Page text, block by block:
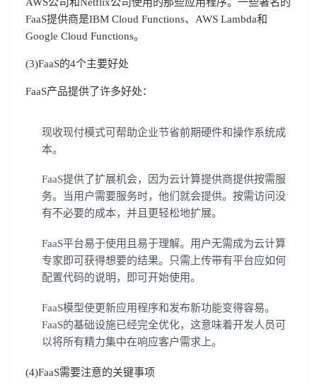
FaaS提供商是IBM Cloud Functions、AWS Lambda和
Google Cloud Functions。
(3)FaaS的4个主要好处
FaaS产品提供了许多好处：
现收现付模式可帮助企业节省前期硬件和操作系统成
本。
FaaS提供了扩展机会，因为云计算提供商提供按需服
务。当用户需要服务时，他们就会提供。按需访问没
有不必要的成本，并且更轻松地扩展。
FaaS平台易于使用且易于理解。用户无需成为云计算
专家即可获得想要的结果。只需上传带有平台应如何
配置代码的说明，即可开始使用。
FaaS模型使更新应用程序和发布新功能变得容易。
FaaS的基础设施已经完全优化，这意味着开发人员可
以将所有精力集中在响应客户需求上。
(4)FaaS需要注意的关键事项
我已阅读并同意 通讯云服务条款 和 通讯云隐私政策
不了，谢谢
登录即时通讯云
登录客服云